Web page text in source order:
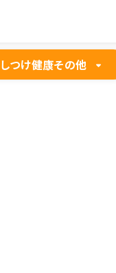
しつけ健康その他